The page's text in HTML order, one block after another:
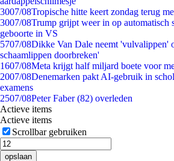
3007/08Tropische hitte keert zondag terug
3007/08Trump grijpt weer in op automatisch
geboorte in VS
5707/08Dikke Van Dale neemt 'vulvalippen'
schaamlippen doorbreken'
1607/08Meta krijgt half miljard boete voor
2007/08Denemarken pakt AI-gebruik in
examens
2507/08Peter Faber (82) overleden
Actieve items
Actieve items
Scrollbar gebruiken
opslaan